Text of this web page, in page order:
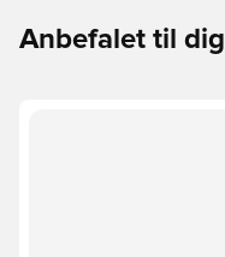
Anbefalet til dig